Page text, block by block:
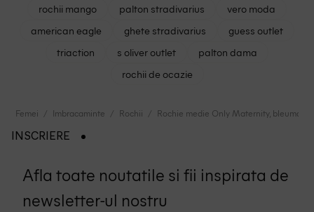
rochii mango
palton stradivarius
vero moda
american eagle
ghete stradivarius
guess outlet
triaction
s oliver outlet
palton dama
rochii de ocazie
Femei Imbracaminte Rochii Rochie medie Only Maternity, bleumarin
INSCRIERE
Afla toate noutatile si fii inspirata de
newsletter-ul nostru